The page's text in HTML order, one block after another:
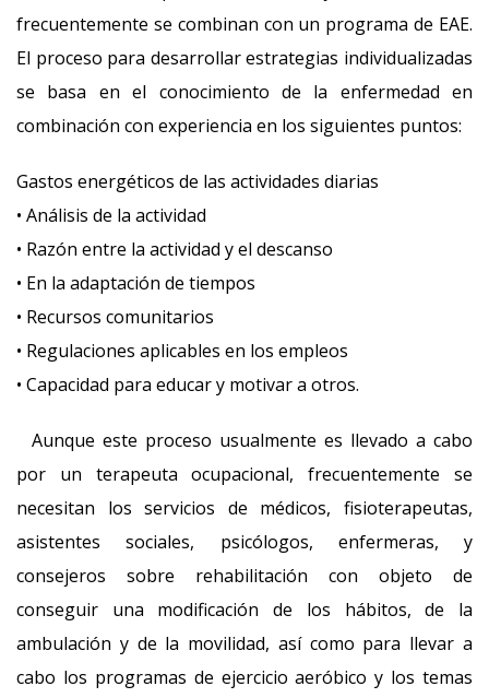
frecuentemente se combinan con un programa de EAE.
El proceso para desarrollar estrategias individualizadas
se basa en el conocimiento de la enfermedad en
combinación con experiencia en los siguientes puntos:
Gastos energéticos de las actividades diarias
• Análisis de la actividad
• Razón entre la actividad y el descanso
• En la adaptación de tiempos
• Recursos comunitarios
• Regulaciones aplicables en los empleos
• Capacidad para educar y motivar a otros.
Aunque este proceso usualmente es llevado a cabo
por un terapeuta ocupacional, frecuentemente se
necesitan los servicios de médicos, fisioterapeutas,
asistentes sociales, psicólogos, enfermeras, y
consejeros sobre rehabilitación con objeto de
conseguir una modificación de los hábitos, de la
ambulación y de la movilidad, así como para llevar a
cabo los programas de ejercicio aeróbico y los temas